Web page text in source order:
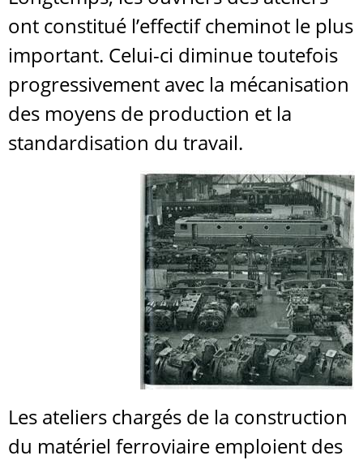
ont constitué l’effectif cheminot le plus
important. Celui-ci diminue toutefois
progressivement avec la mécanisation
des moyens de production et la
standardisation du travail.
Les ateliers chargés de la construction
du matériel ferroviaire emploient des